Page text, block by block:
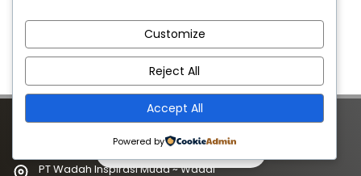
Pasar Klub Liga 1 2024/2025
PT Wadah Inspirasi Muda ~ Wadai
Customize
Reject All
Accept All
Powered by